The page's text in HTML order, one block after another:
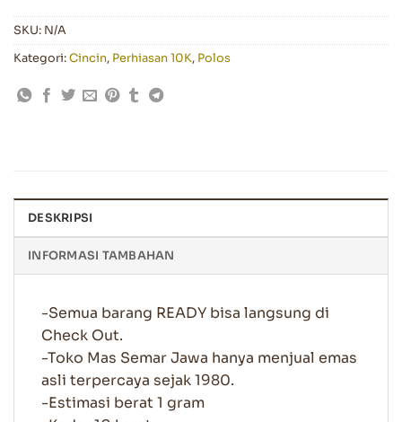
SKU: N/A
Kategori:Cincin, Perhiasan 10K, Polos
DESKRIPSI
INFORMASI TAMBAHAN
-Semua barang READY bisa langsung di
Check Out.
-Toko Mas Semar Jawa hanya menjual emas
asli terpercaya sejak 1980.
-Estimasi berat 1 gram